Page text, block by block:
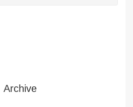
Archive